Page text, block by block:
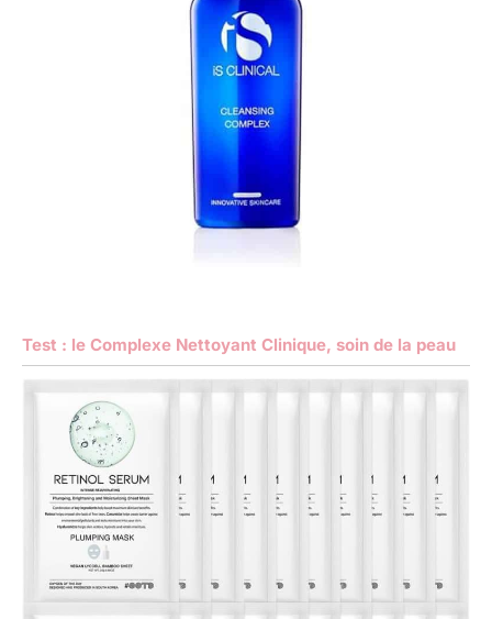
Test : le Complexe Nettoyant Clinique, soin de la peau